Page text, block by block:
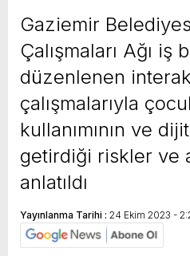
Gaziemir
Çalışmaları Ağı iş
düzenlenen
çalışmalarıyla
kullanımının ve
getirdiği riskler ve
anlatıldı
Yayınlanma Tarihi : 24 Ekim 2023 -